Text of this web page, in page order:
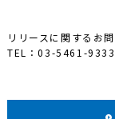
リリースに関する
TEL：03-5461-9333